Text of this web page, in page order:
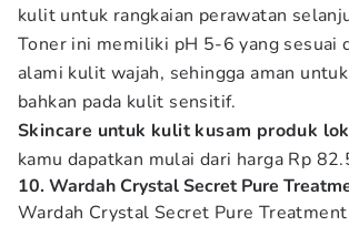
kulit untuk rangkaian perawatan
Toner ini memiliki pH 5-6 yang sesuai
alami kulit wajah, sehingga aman
bahkan pada kulit sensitif.
Skincare untuk kulit kusam produk
kamu dapatkan mulai dari harga Rp
10. Wardah Crystal Secret Pure
Wardah Crystal Secret Pure Treatment